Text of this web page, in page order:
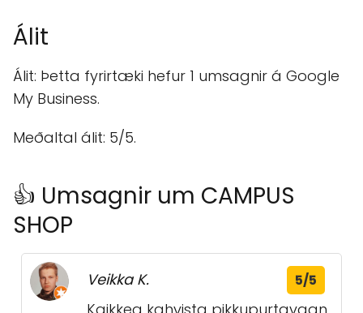
Álit
Álit: Þetta fyrirtæki hefur 1 umsagnir á Google
My Business.
Meðaltal álit: 5/5.
👍 Umsagnir um CAMPUS
SHOP
Veikka K. 5/5